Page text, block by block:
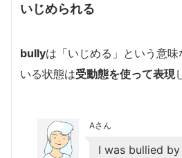
いじめられる
bullyは「いじめる」という意
いる状態は受動態を使って表現
Aさん
I was bullied